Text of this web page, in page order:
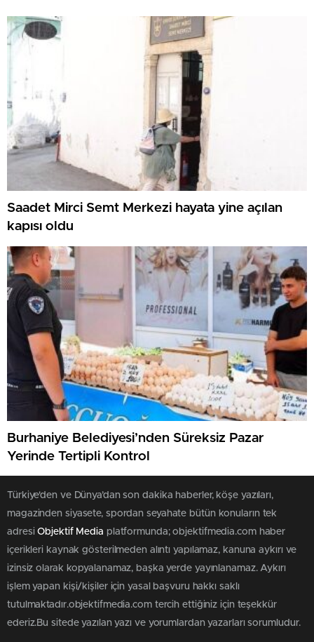
Saadet Mirci Semt Merkezi hayata yine açılan
kapısı oldu
Burhaniye Belediyesi’nden Süreksiz Pazar
Yerinde Tertipli Kontrol
Türkiye'den ve Dünya’dan son dakika haberler, köşe yazıları,
magazinden siyasete, spordan seyahate bütün konuların tek
adresiObjektif Media platformunda; objektifmedia.com haber
içerikleri kaynak gösterilmeden alıntı yapılamaz, kanuna aykırı ve
izinsiz olarak kopyalanamaz, başka yerde yayınlanamaz. Aykırı
işlem yapan kişi/kişiler için yasal başvuru hakkı saklı
tutulmaktadır.objektifmedia.com tercih ettiğiniz için teşekkür
ederiz.Bu sitede yazılan yazı ve yorumlardan yazarları sorumludur.